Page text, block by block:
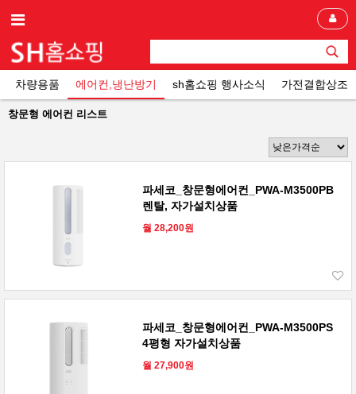
차량용품 에어컨,냉난방기 sh홈쇼핑 행사소식 가전결합상조
창문형 에어컨 리스트
파세코_창문형에어컨_PWA-M3500PB
렌탈, 자가설치상품
월 28,200원
파세코_창문형에어컨_PWA-M3500PS
4평형 자가설치상품
월 27,900원